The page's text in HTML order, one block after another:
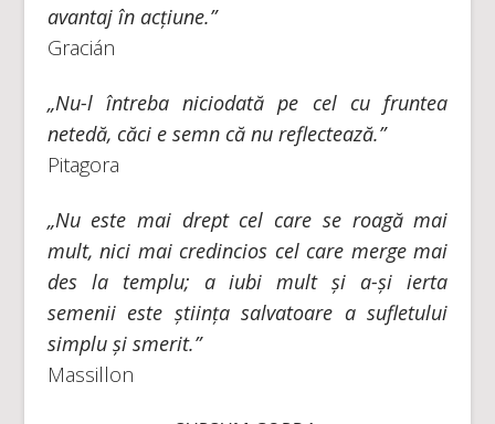
avantaj în acțiune.”
Gracián
„Nu-l întreba niciodată pe cel cu fruntea
netedă, căci e semn că nu reflectează.”
Pitagora
„Nu este mai drept cel care se roagă mai
mult, nici mai credincios cel care merge mai
des la templu; a iubi mult și a-și ierta
semenii este știința salvatoare a sufletului
simplu și smerit.”
Massillon